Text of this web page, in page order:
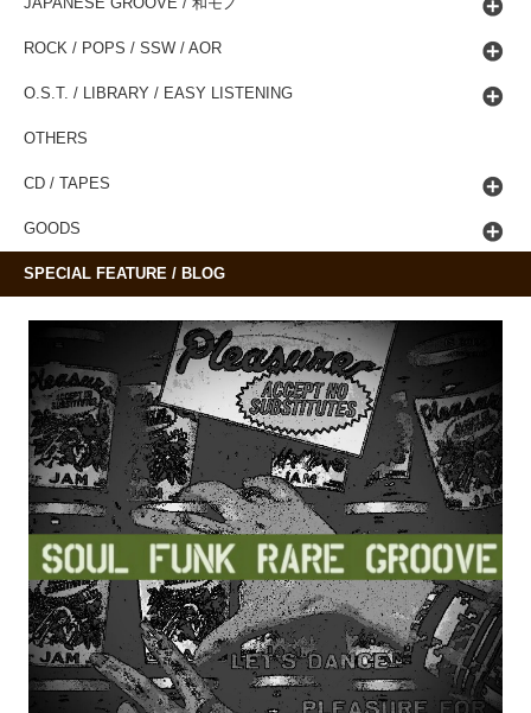
ROCK / POPS / SSW / AOR
O.S.T. / LIBRARY / EASY LISTENING
OTHERS
CD / TAPES
GOODS
SPECIAL FEATURE / BLOG